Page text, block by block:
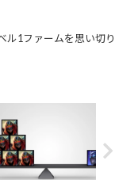
ル1ファームを思い切り